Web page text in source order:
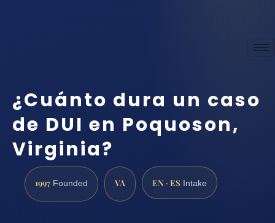
¿Cuánto dura un caso
de DUI en Poquoson,
Virginia?
1997 Founded VA EN · ES Intake